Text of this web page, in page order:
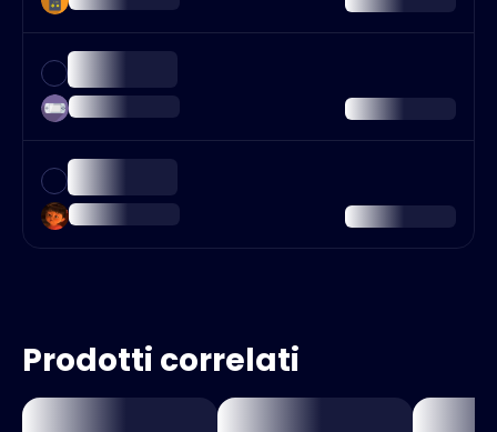
Prodotti correlati